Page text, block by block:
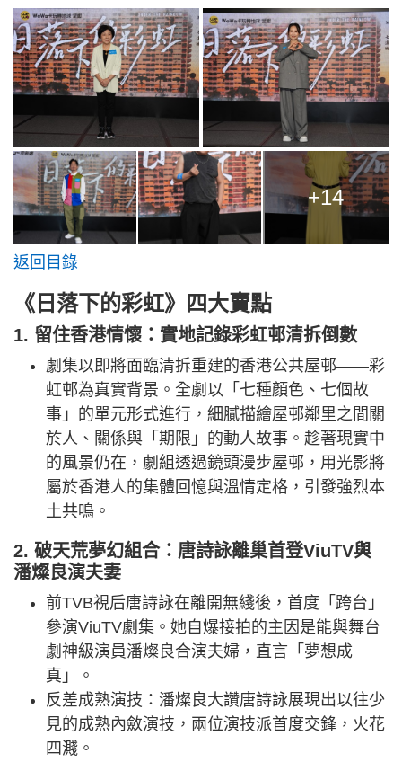
+14
返回目錄
《日落下的彩虹》四大賣點
1. 留住香港情懷：實地記錄彩虹邨清拆倒數
劇集以即將面臨清拆重建的香港公共屋邨——彩
虹邨為真實背景。全劇以「七種顏色、七個故
事」的單元形式進行，細膩描繪屋邨鄰里之間關
於人、關係與「期限」的動人故事。趁著現實中
的風景仍在，劇組透過鏡頭漫步屋邨，用光影將
屬於香港人的集體回憶與溫情定格，引發強烈本
土共鳴。
2. 破天荒夢幻組合：唐詩詠離巢首登ViuTV與
潘燦良演夫妻
前TVB視后唐詩詠在離開無綫後，首度「跨台」
參演ViuTV劇集。她自爆接拍的主因是能與舞台
劇神級演員潘燦良合演夫婦，直言「夢想成
真」。
反差成熟演技：潘燦良大讚唐詩詠展現出以往少
見的成熟內斂演技，兩位演技派首度交鋒，火花
四濺。